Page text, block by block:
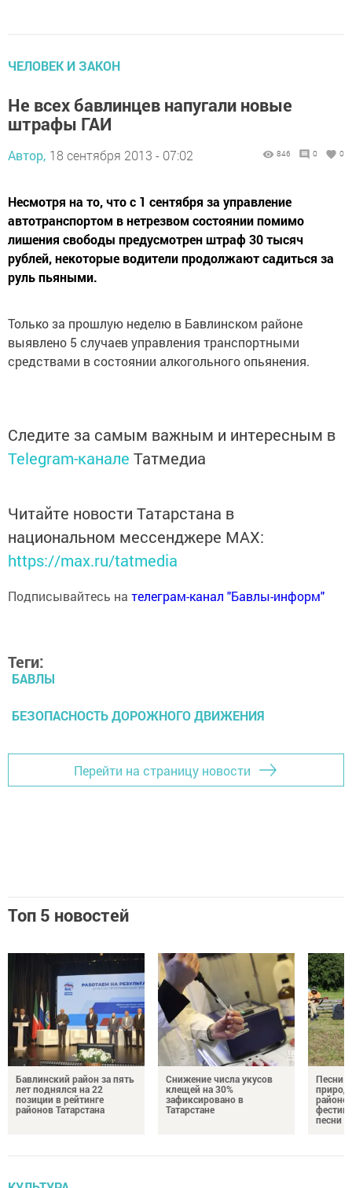
ЧЕЛОВЕК И ЗАКОН
Не всех бавлинцев напугали новые
штрафы ГАИ
Автор, 18 сентября 2013 - 07:02 846 0 0
Несмотря на то, что с 1 сентября за управление
автотранспортом в нетрезвом состоянии помимо
лишения свободы предусмотрен штраф 30 тысяч
рублей, некоторые водители продолжают садиться за
руль пьяными.
Только за прошлую неделю в Бавлинском районе
выявлено 5 случаев управления транспортными
средствами в состоянии алкогольного опьянения.
Следите за самым важным и интересным в
Telegram-канале Татмедиа
Читайте новости Татарстана в
национальном мессенджере MАХ:
https://max.ru/tatmedia
Подписывайтесь на телеграм-канал "Бавлы-информ"
Теги:
БАВЛЫ
БЕЗОПАСНОСТЬ ДОРОЖНОГО ДВИЖЕНИЯ
Перейти на страницу новости
Топ 5 новостей
Бавлинский район за пять
лет поднялся на 22
позиции в рейтинге
районов Татарстана
Снижение числа укусов
клещей на 30%
зафиксировано в
Татарстане
Песни
районе
песни